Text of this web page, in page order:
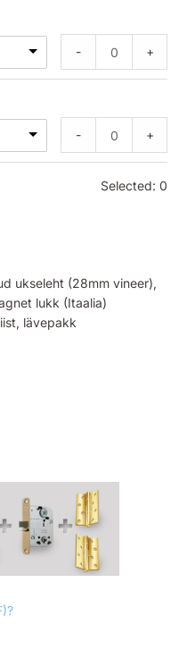
- +
- +
Selected: 0
ukseleht (28mm vineer),
lukk (Itaalia)
lävepakk